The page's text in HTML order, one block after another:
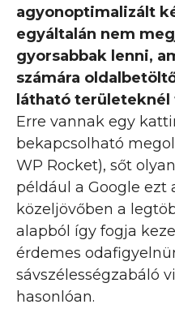
agyonoptimalizált
egyáltalán nem
gyorsabbak lenni,
számára
látható területeknél
Erre vannak egy
bekapcsolható
WP Rocket), sőt
például a Google ezt
közeljövőben a
alapból így fogja
érdemes
sávszélességzabáló
hasonlóan.